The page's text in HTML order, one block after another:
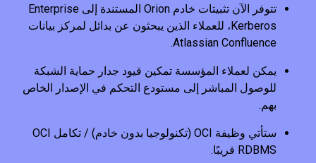
تتوفر الآن تثبيتات خادم Orion المستندة إلى Enterprise
Kerberos، للعملاء الذين يبحثون عن بدائل لمركز بيانات
Atlassian Confluence.
يمكن لعملاء المؤسسة تمكين قيود جدار حماية الشبكة
للوصول المباشر إلى مستودع التحكم في الإصدار الخاص
بهم.
ستأتي وظيفة OCI (تكنولوجيا بدون خادم) / تكامل OCI
RDBMS قريبًا.